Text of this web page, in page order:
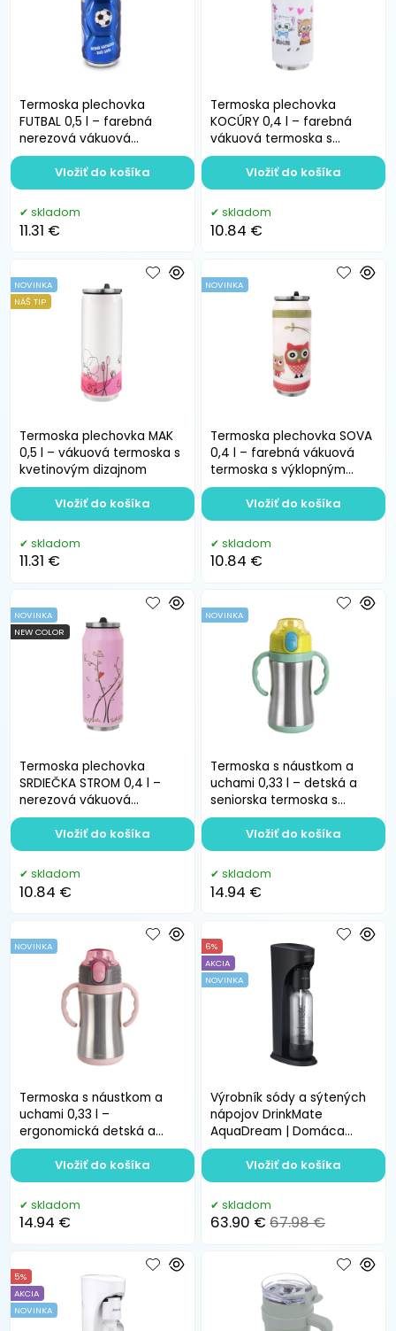
Termoska plechovka
FUTBAL 0,5 l – farebná
nerezová vákuová
termoska
skladom
11.31 €
Vložiť do košíka
Termoska plechovka
KOCÚRY 0,4 l – farebná
vákuová termoska s
výklopným pítkom
skladom
10.84 €
Vložiť do košíka
Termoska plechovka MAK
0,5 l – vákuová termoska s
kvetinovým dizajnom
NOVINKA
NÁŠ TIP
skladom
11.31 €
Vložiť do košíka
Termoska plechovka SOVA
0,4 l – farebná vákuová
termoska s výklopným
pítkom
NOVINKA
skladom
10.84 €
Vložiť do košíka
Termoska plechovka
SRDIEČKA STROM 0,4 l –
nerezová vákuová
termoska
NOVINKA
NEW COLOR
skladom
10.84 €
Vložiť do košíka
Termoska s náustkom a
uchami 0,33 l – detská a
seniorska termoska s
dvojitou stenou
NOVINKA
skladom
14.94 €
Vložiť do košíka
Termoska s náustkom a
uchami 0,33 l –
ergonomická detská a
seniorska termoska
NOVINKA
skladom
14.94 €
Vložiť do košíka
Výrobník sódy a sýtených
nápojov DrinkMate
AquaDream | Domáca
sódovka 1,1 l
6%
AKCIA
NOVINKA
skladom
63.90 € 67.98 €
Vložiť do košíka
5%
AKCIA
NOVINKA